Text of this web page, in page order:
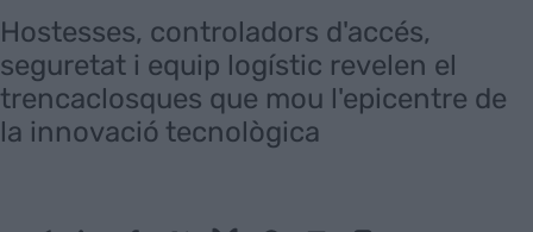
Hostesses, controladors d'accés,
seguretat i equip logístic revelen el
trencaclosques que mou l'epicentre de
la innovació tecnològica